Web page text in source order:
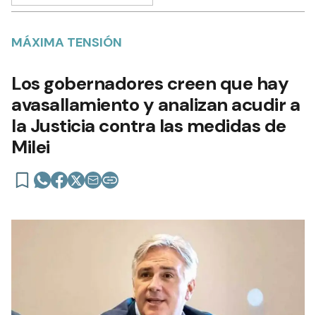
MÁXIMA TENSIÓN
Los gobernadores creen que hay
avasallamiento y analizan acudir a
la Justicia contra las medidas de
Milei